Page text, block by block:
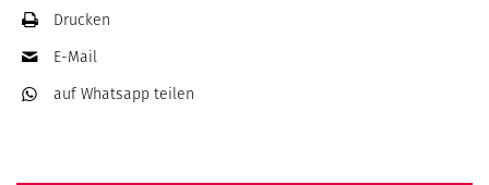
Drucken
E-Mail
auf Whatsapp teilen